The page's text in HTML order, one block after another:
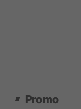
Promo